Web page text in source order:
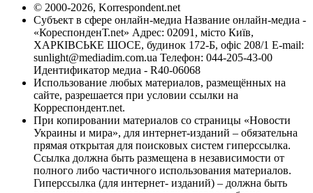
© 2000-2026, Korrespondent.net
Субъект в сфере онлайн-медиа Название онлайн-медиа -
«КореспонденТ.net» Адрес: 02091, місто Київ,
ХАРКІВСЬКЕ ШОСЕ, будинок 172-Б, офіс 208/1 E-mail:
sunlight@mediadim.com.ua Телефон: 044-205-43-00
Идентификатор медиа - R40-06068
Использование любых материалов, размещённых на
сайте, разрешается при условии ссылки на
Корреспондент.net.
При копировании материалов со страницы «Новости
Украины и мира», для интернет-изданий – обязательна
прямая открытая для поисковых систем гиперссылка.
Ссылка должна быть размещена в независимости от
полного либо частичного использования материалов.
Гиперссылка (для интернет- изданий) – должна быть